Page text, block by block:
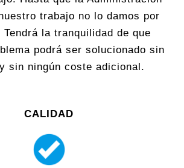
trabajo no lo damos por
Tendrá la tranquilidad de que
podrá ser solucionado sin
sin ningún coste adicional.
CALIDAD